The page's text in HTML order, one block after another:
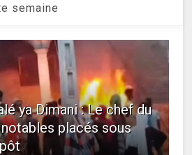
semaine
ya Dimani : Le chef du
placés sous